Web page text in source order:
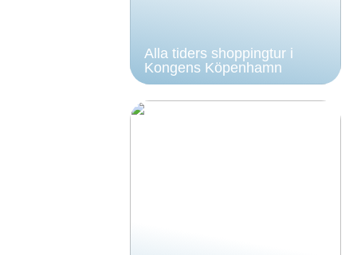
Alla tiders shoppingtur i
Kongens Köpenhamn